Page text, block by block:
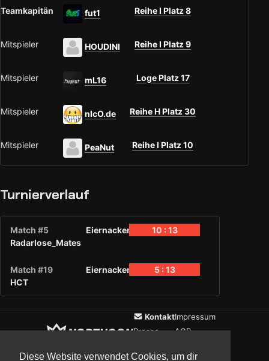
Diese Website verwendet Cookies, um dir
Teamkapitän fut1 Reihe I Platz 8
Mitspieler HOUDINI Reihe I Platz 9
Mitspieler mL16 Loge Platz 17
Mitspieler nIcO.de Reihe H Platz 30
Mitspieler PeaNut Reihe I Platz 10
Turnierverlauf
Match #5 Eiernacken
10 : 13
Radarlose_Mates
Match #19 Eiernacken
5 : 13
HCT
Kontakt
Presse
Impressum
AGB